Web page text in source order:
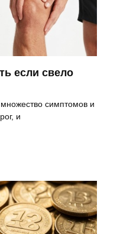
если свело
симптомов и
и